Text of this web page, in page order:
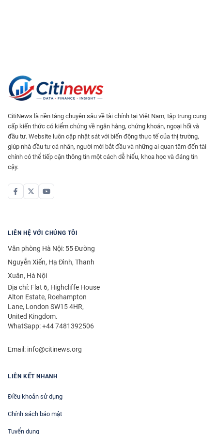
CitiNews là nền tảng chuyên sâu về tài chính tại Việt Nam, tập trung cung
cấp kiến thức có kiểm chứng về ngân hàng, chứng khoán, ngoại hối và
đầu tư. Website luôn cập nhật sát với biến động thực tế của thị trường,
giúp nhà đầu tư cá nhân, người mới bắt đầu và những ai quan tâm đến tài
chính có thể tiếp cận thông tin một cách dễ hiểu, khoa học và đáng tin
cậy.
LIÊN HỆ VỚI CHÚNG TÔI
Văn phòng Hà Nội: 55 Đường
Nguyễn Xiển, Hạ Đình, Thanh
Xuân, Hà Nội
Địa chỉ: Flat 6, Highcliffe House
Alton Estate, Roehampton
Lane, London SW15 4HR,
United Kingdom.
WhatSapp: +44 7481392506
Email: info@citinews.org
LIÊN KẾT NHANH
Điều khoản sử dụng
Chính sách bảo mật
Tuyển dụng